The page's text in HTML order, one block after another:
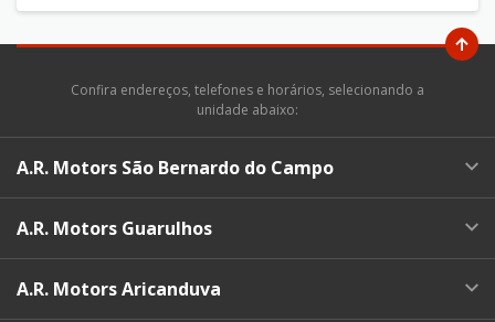
Confira endereços, telefones e horários, selecionando a
unidade abaixo:
A.R. Motors São Bernardo do Campo
A.R. Motors Guarulhos
A.R. Motors Aricanduva